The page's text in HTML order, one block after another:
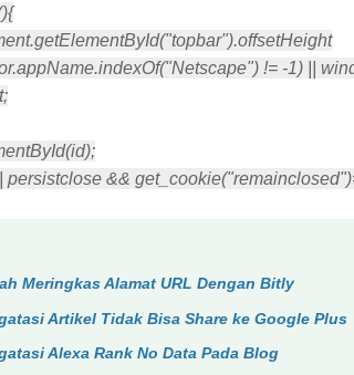
!= -1) ||
&&
Meringkas Alamat URL Dengan Bitly
Artikel Tidak Bisa Share ke Google Plus
Alexa Rank No Data Pada Blog